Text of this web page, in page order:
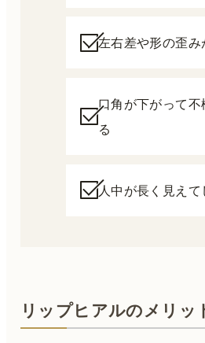
左右差や形の歪み
口角が下がって不
る
人中が長く見えて
リップヒアルのメリッ